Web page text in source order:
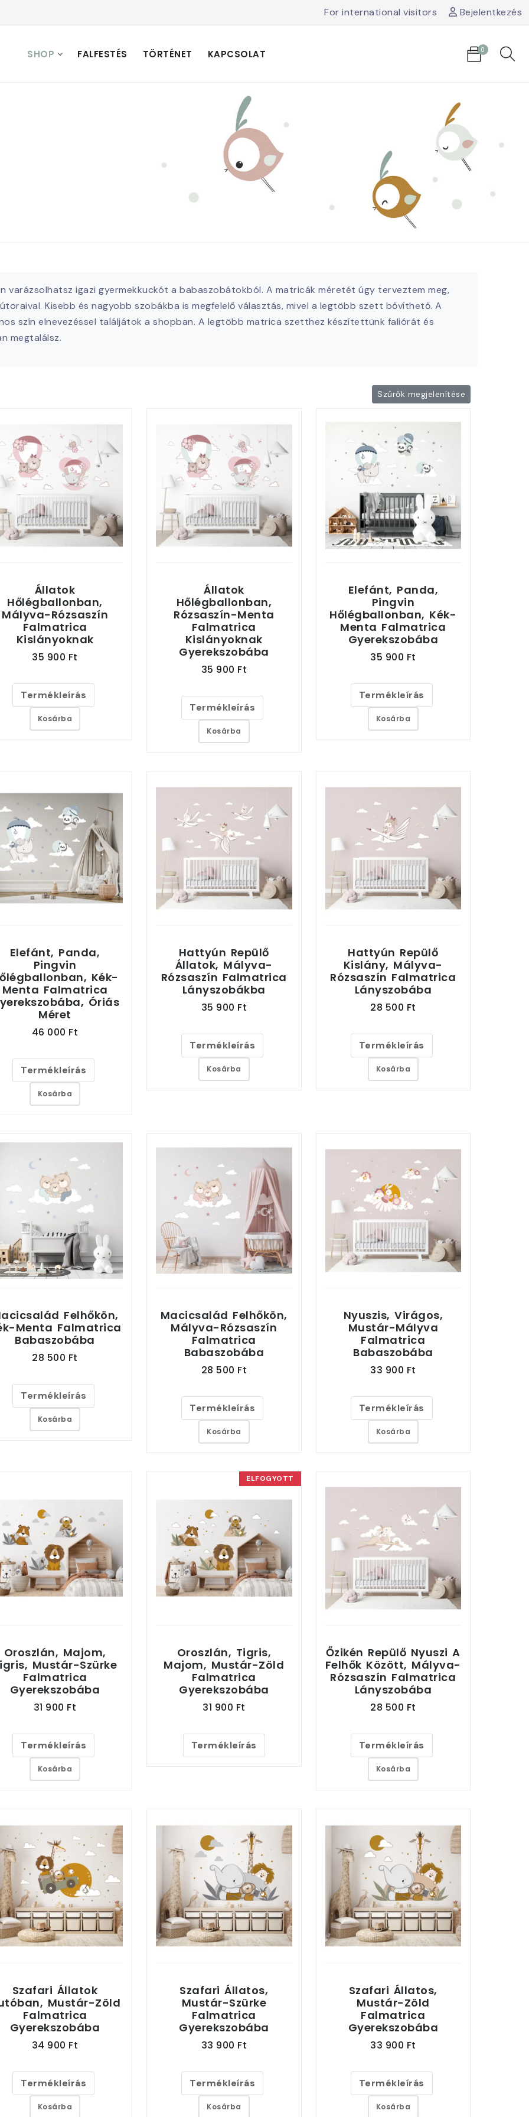
For international visitors Bejelentkezés
SHOP FALFESTÉS TÖRTÉNET KAPCSOLAT 0
varázsolhatsz igazi gyermekkuckót a babaszobátokból. A matricák méretét úgy terveztem meg,
Kisebb és nagyobb szobákba is megfelelő választás, mivel a legtöbb szett bővíthető. A
szín elnevezéssel találjátok a shopban. A legtöbb matrica szetthez készítettünk faliórát és
megtalálsz.
Szűrők megjelenítése
Állatok
Hőlégballonban,
Mályva-Rózsaszín
Falmatrica
Kislányoknak
35 900 Ft
Termékleírás
Kosárba
Állatok
Hőlégballonban,
Rózsaszín-Menta
Falmatrica
Kislányoknak
Gyerekszobába
35 900 Ft
Termékleírás
Kosárba
Elefánt, Panda,
Pingvin
Hőlégballonban, Kék-
Menta Falmatrica
Gyerekszobába
35 900 Ft
Termékleírás
Kosárba
Elefánt, Panda,
Pingvin
Kék-
Menta Falmatrica
Óriás
Méret
46 000 Ft
Termékleírás
Kosárba
Hattyún Repülő
Állatok, Mályva-
Rózsaszín Falmatrica
Lányszobákba
35 900 Ft
Termékleírás
Kosárba
Hattyún Repülő
Kislány, Mályva-
Rózsaszín Falmatrica
Lányszobába
28 500 Ft
Termékleírás
Kosárba
Felhőkön,
Menta Falmatrica
Babaszobába
28 500 Ft
Termékleírás
Kosárba
Macicsalád Felhőkön,
Mályva-Rózsaszín
Falmatrica
Babaszobába
28 500 Ft
Termékleírás
Kosárba
Nyuszis, Virágos,
Mustár-Mályva
Falmatrica
Babaszobába
33 900 Ft
Termékleírás
Kosárba
Oroszlán, Majom,
Mustár-Szürke
Falmatrica
Gyerekszobába
31 900 Ft
Termékleírás
Kosárba
ELFOGYOTT
Oroszlán, Tigris,
Majom, Mustár-Zöld
Falmatrica
Gyerekszobába
31 900 Ft
Termékleírás
Őzikén Repülő Nyuszi A
Felhők Között, Mályva-
Rózsaszín Falmatrica
Lányszobába
28 500 Ft
Termékleírás
Kosárba
Szafari Állatok
Mustár-Zöld
Falmatrica
Gyerekszobába
34 900 Ft
Termékleírás
Kosárba
Szafari Állatos,
Mustár-Szürke
Falmatrica
Gyerekszobába
33 900 Ft
Termékleírás
Kosárba
Szafari Állatos,
Mustár-Zöld
Falmatrica
Gyerekszobába
33 900 Ft
Termékleírás
Kosárba